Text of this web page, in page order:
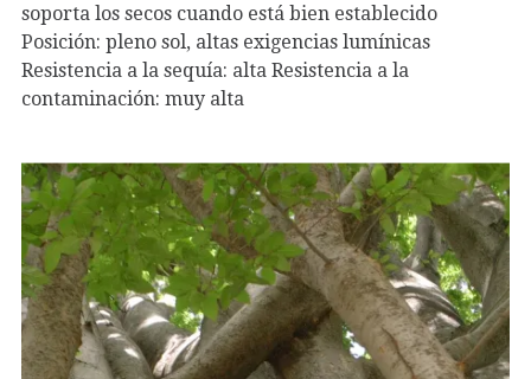
soporta los secos cuando está bien establecido
Posición: pleno sol, altas exigencias lumínicas
Resistencia a la sequía: alta Resistencia a la
contaminación: muy alta